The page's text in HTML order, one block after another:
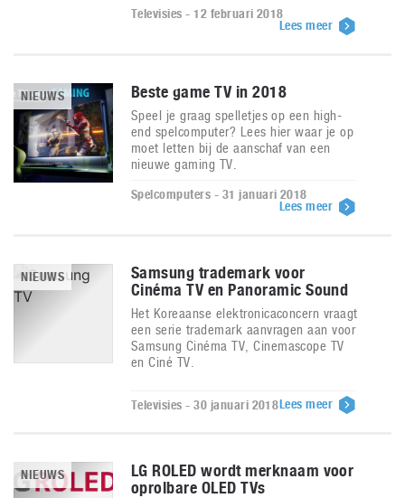
Televisies - 12 februari 2018
Lees meer
NIEUWS Beste game TV in 2018
Speel je graag spelletjes op een high-
end spelcomputer? Lees hier waar je op
moet letten bij de aanschaf van een
nieuwe gaming TV.
Spelcomputers - 31 januari 2018
Lees meer
NIEUWS
Samsung trademark voor
Cinéma TV en Panoramic Sound
Het Koreaanse elektronicaconcern vraagt
een serie trademark aanvragen aan voor
Samsung Cinéma TV, Cinemascope TV
en Ciné TV.
Televisies - 30 januari 2018Lees meer
NIEUWS
LG ROLED wordt merknaam voor
oprolbare OLED TVs